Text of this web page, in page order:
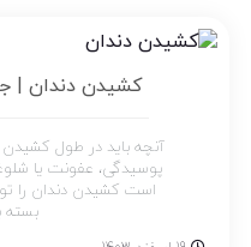
کشیدن دندان |
آنچه باید در طول کشیدن
پوسیدگی، عفونت یا
است کشیدن دندان را
بسته